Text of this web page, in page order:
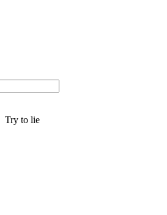
Try to lie